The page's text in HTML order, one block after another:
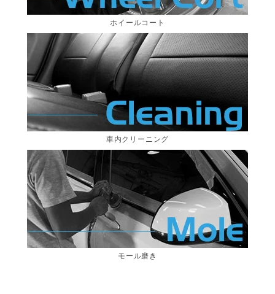
ホイールコート
車内クリーニング
モール磨き